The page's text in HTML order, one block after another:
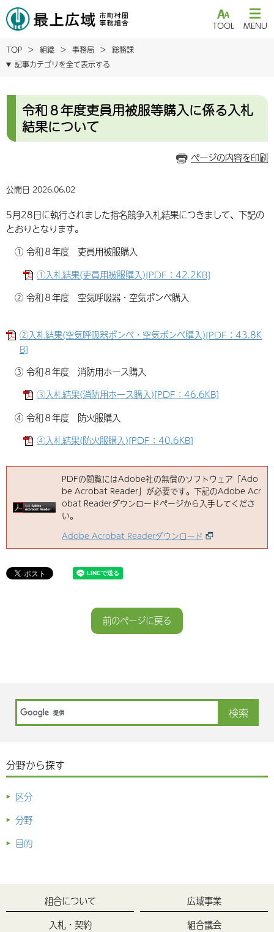
TOOL MENU
TOP 組織 事務局
総務課
記事カテゴリを全て表示する
令和８年度吏員用被服等購入に係る入札
結果について
ページの内容を印刷
公開日 2026.06.02
5月28日に執行されました指名競争入札結果につきまして、下記の
とおりとなります。
① 令和８年度 吏員用被服購入
①入札結果(吏員用被服購入)[PDF：42.2KB]
② 令和８年度 空気呼吸器・空気ボンベ購入
②入札結果(空気呼吸器ボンベ・空気ボンベ購入)[PDF：43.8K
B]
③ 令和８年度 消防用ホース購入
③入札結果(消防用ホース購入)[PDF：46.6KB]
④ 令和８年度 防火服購入
④入札結果(防火服購入)[PDF：40.6KB]
PDFの閲覧にはAdobe社の無償のソフトウェア「Ado
be Acrobat Reader」が必要です。下記のAdobe Acr
obat Readerダウンロードページから入手してくださ
い。
Adobe Acrobat Readerダウンロード
前のページに戻る
分野から探す
区分
分野
目的
組合について
広域事業
入札・契約
組合議会